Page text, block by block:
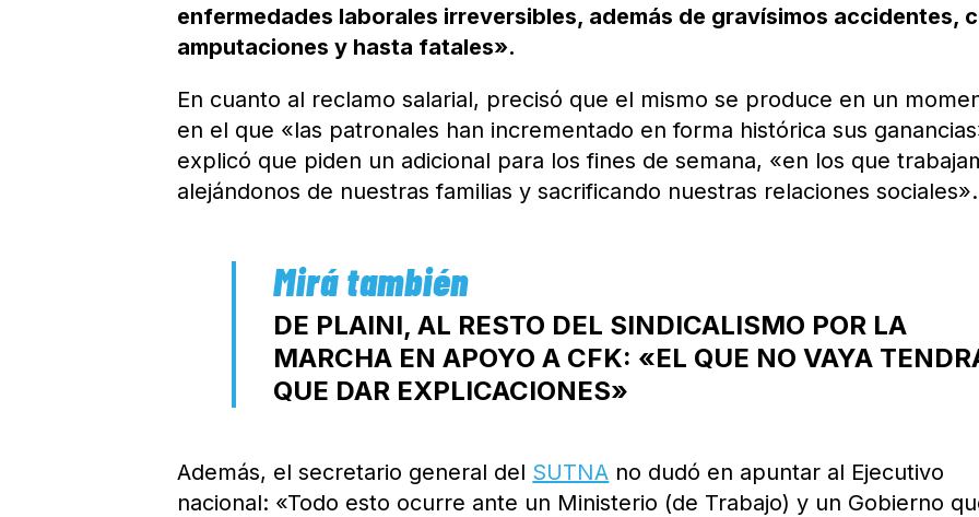
enfermedades laborales irreversibles, además de gravísimos accidentes,
amputaciones y hasta fatales».
En cuanto al reclamo salarial, precisó que el mismo se produce en un
en el que «las patronales han incrementado en forma histórica sus
explicó que piden un adicional para los fines de semana, «en los que
alejándonos de nuestras familias y sacrificando nuestras relaciones sociales».
DE PLAINI, AL RESTO DEL SINDICALISMO POR LA
MARCHA EN APOYO A CFK: «EL QUE NO VAYA
QUE DAR EXPLICACIONES»
Además, el secretario general del SUTNA no dudó en apuntar al Ejecutivo
nacional: «Todo esto ocurre ante un Ministerio (de Trabajo) y un Gobierno